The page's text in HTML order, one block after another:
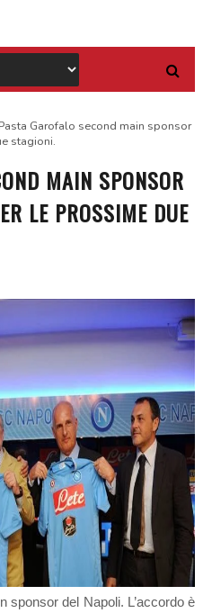
Pasta Garofalo second main sponsor
stagioni.
MAIN SPONSOR
LE PROSSIME DUE
sponsor del Napoli. L’accordo è